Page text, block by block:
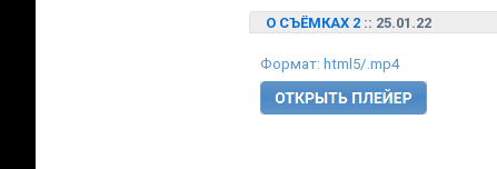
О СЪЁМКАХ 2 :: 25.01.22
Формат: html5/.mp4